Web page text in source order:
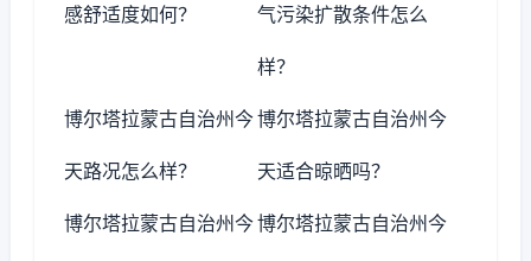
感舒适度如何？ 气污染扩散条件怎么
样？
博尔塔拉蒙古自治州今
天路况怎么样？
博尔塔拉蒙古自治州今
天适合晾晒吗？
博尔塔拉蒙古自治州今博尔塔拉蒙古自治州今